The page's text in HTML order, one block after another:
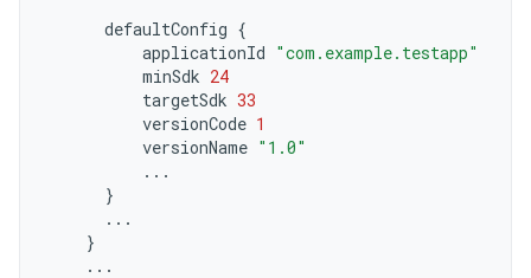
defaultConfig {
applicationId "com.example.testapp"
minSdk 24
targetSdk 33
versionCode 1
versionName "1.0"
...
}
...
}
...